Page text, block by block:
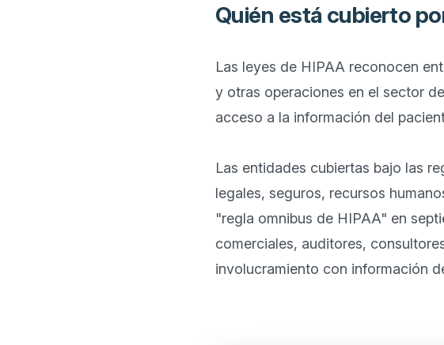
Quién está cubierto
Las leyes de HIPAA reconocen
y otras operaciones en el sector
acceso a la información del
Las entidades cubiertas bajo las
legales, seguros, recursos
"regla omnibus de HIPAA" en
comerciales, auditores,